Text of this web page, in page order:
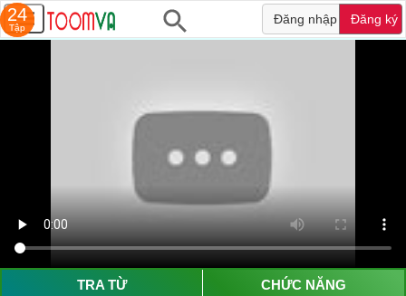
Đăng nhập Đăng ký
TRA TỪ CHỨC NĂNG
24
Tập
24
Tập